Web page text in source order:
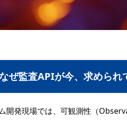
ぜ監査APIが今、求められ
開発現場では、可観測性（